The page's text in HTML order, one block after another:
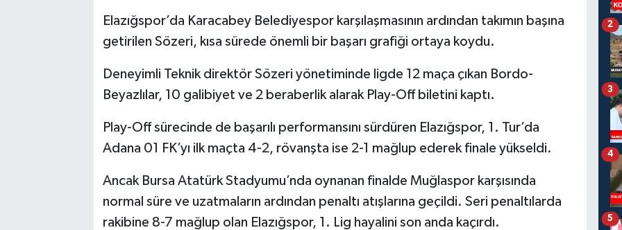
Elazığspor’da Karacabey Belediyespor karşılaşmasının ardından takımın başına
getirilen Sözeri, kısa sürede önemli bir başarı grafiği ortaya koydu.
Deneyimli Teknik direktör Sözeri yönetiminde ligde 12 maça çıkan Bordo-
Beyazlılar, 10 galibiyet ve 2 beraberlik alarak Play-Off biletini kaptı.
Play-Off sürecinde de başarılı performansını sürdüren Elazığspor, 1. Tur’da
Adana 01 FK’yı ilk maçta 4-2, rövanşta ise 2-1 mağlup ederek finale yükseldi.
Ancak Bursa Atatürk Stadyumu’nda oynanan finalde Muğlaspor karşısında
normal süre ve uzatmaların ardından penaltı atışlarına geçildi. Seri penaltılarda
rakibine 8-7 mağlup olan Elazığspor, 1. Lig hayalini son anda kaçırdı.
2
3
4
5